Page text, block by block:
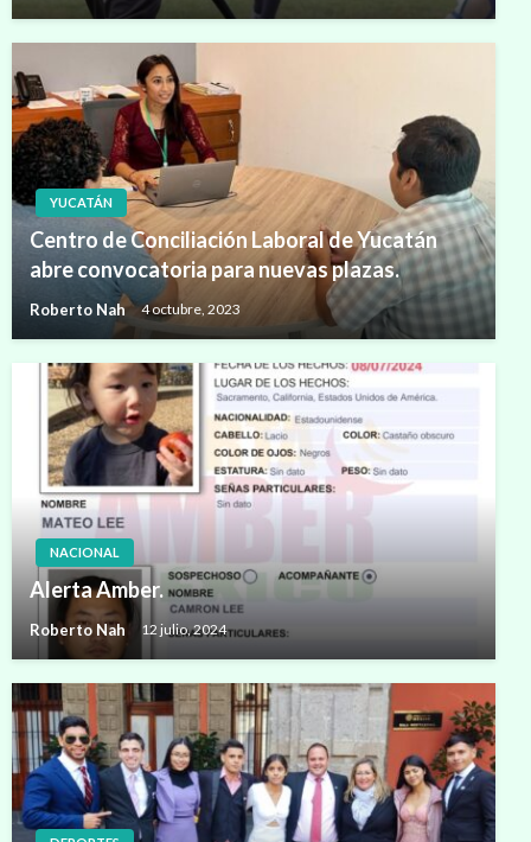
YUCATÁN
Centro de Conciliación Laboral de Yucatán
abre convocatoria para nuevas plazas.
Roberto Nah 4 octubre, 2023
NACIONAL
Alerta Amber.
Roberto Nah 12 julio, 2024